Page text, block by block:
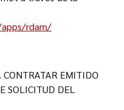
rdam/
CONTRATAR EMITIDO
SOLICITUD DEL